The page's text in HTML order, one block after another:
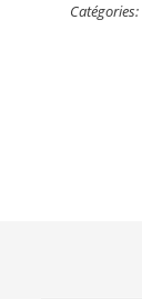
Catégories: